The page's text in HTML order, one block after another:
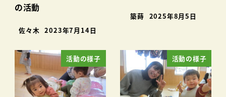
の活動
佐々木 2023年7月14日
築蒔 2025年8月5日
活動の様子 活動の様子